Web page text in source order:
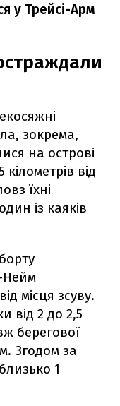
у Трейсі-Арм
зокрема,
на острові
від
їхні
із каяків
Нейм
місця зсуву.
від 2 до 2,5
берегової
Згодом за
1